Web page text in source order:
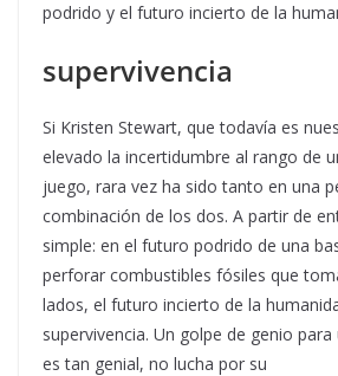
podrido y el futuro incierto de la
supervivencia
Si Kristen Stewart, que todavía es
elevado la incertidumbre al rango de
juego, rara vez ha sido tanto en una
combinación de los dos. A partir de
simple: en el futuro podrido de una
perforar combustibles fósiles que
lados, el futuro incierto de la
supervivencia. Un golpe de genio
es tan genial, no lucha por su